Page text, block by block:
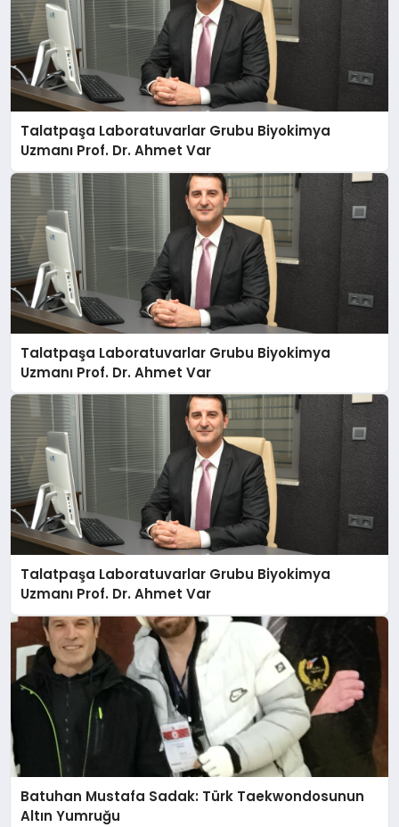
Talatpaşa Laboratuvarlar Grubu Biyokimya
Uzmanı Prof. Dr. Ahmet Var
Talatpaşa Laboratuvarlar Grubu Biyokimya
Uzmanı Prof. Dr. Ahmet Var
Talatpaşa Laboratuvarlar Grubu Biyokimya
Uzmanı Prof. Dr. Ahmet Var
Batuhan Mustafa Sadak: Türk Taekwondosunun
Altın Yumruğu